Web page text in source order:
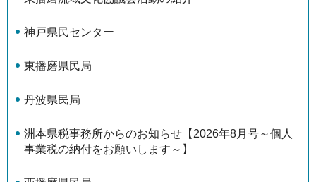
神戸県民センター
東播磨県民局
丹波県民局
洲本県税事務所からのお知らせ【2026年8月号～個人
事業税の納付をお願いします～】